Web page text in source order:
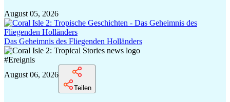
August 05, 2026
Das Geheimnis des Fliegenden Holländers
#Ereignis
August 06, 2026
Teilen